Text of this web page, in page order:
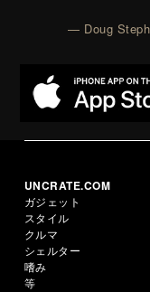
— Doug
UNCRATE.COM
ガジェット
スタイル
クルマ
シェルター
嗜み
等